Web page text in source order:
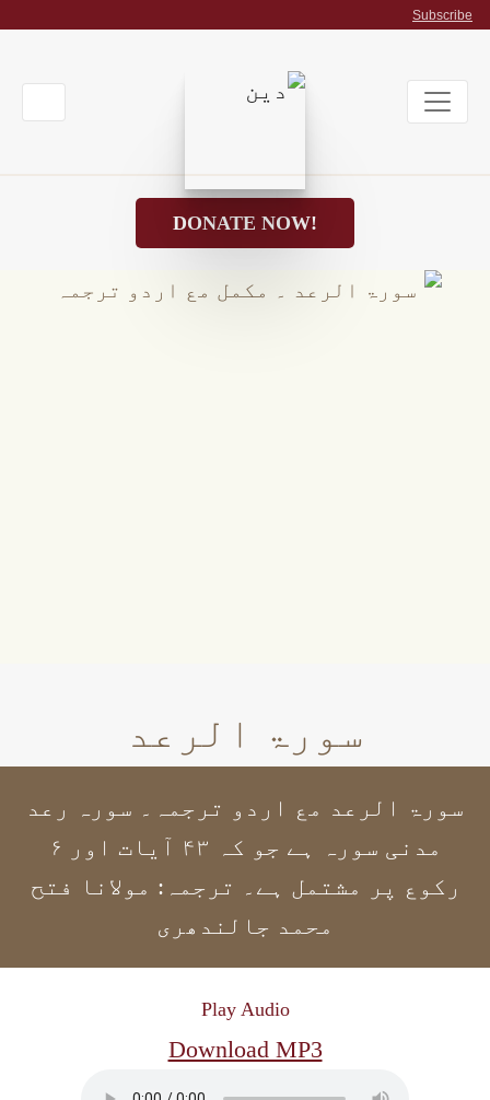
Subscribe
DONATE NOW!
سورۃ الرعد
سورۃ الرعد مع اردو ترجمہ۔ سورہ رعد
مدنی سورہ ہے جو کہ ۴۳ آیات اور ۶
رکوع پر مشتمل ہے۔ ترجمہ: مولانا فتح
محمد جالندھری
Play Audio
Download MP3